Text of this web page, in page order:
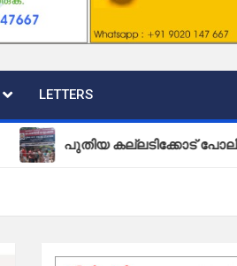
LETTERS
പുതിയ കല്ലടിക്കോട് പോലീസ്